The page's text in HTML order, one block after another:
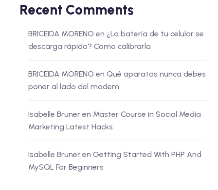
Recent Comments
BRICEIDA MORENO en ¿La batería de tu celular se
descarga rápido? Como calibrarla
BRICEIDA MORENO en Qué aparatos nunca debes
poner al lado del modem
Isabelle Bruner en Master Course in Social Media
Marketing Latest Hacks
Isabelle Bruner en Getting Started With PHP And
MySQL For Beginners